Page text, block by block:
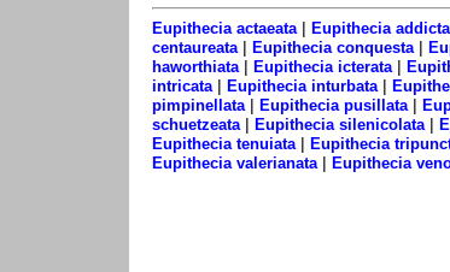
Eupithecia actaeata| Eupithecia
centaureata| Eupithecia conquesta|
haworthiata| Eupithecia icterata|
intricata| Eupithecia inturbata|
pimpinellata| Eupithecia pusillata|
schuetzeata| Eupithecia silenicolata|
Eupithecia tenuiata| Eupithecia
Eupithecia valerianata| Eupithecia